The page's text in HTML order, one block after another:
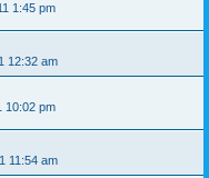
1:45 pm
12:32 am
10:02 pm
11:54 am